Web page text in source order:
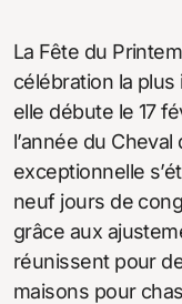
La Fête du
célébration la
elle débute le 17
l’année du
exceptionnelle
neuf jours de
grâce aux
réunissent pour
maisons pour